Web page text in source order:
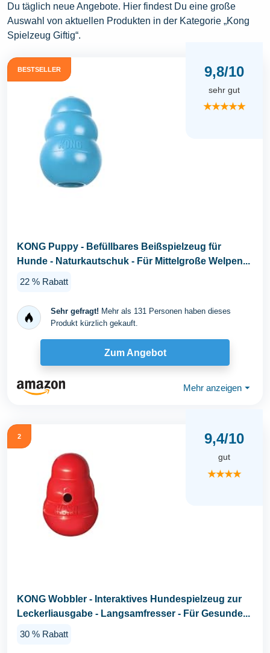
Du täglich neue Angebote. Hier findest Du eine große
Auswahl von aktuellen Produkten in der Kategorie „Kong
Spielzeug Giftig“.
BESTSELLER 9,8/10
sehr gut
★★★★★
KONG Puppy - Befüllbares Beißspielzeug für
Hunde - Naturkautschuk - Für Mittelgroße Welpen...
22 % Rabatt
Sehr gefragt! Mehr als 131 Personen haben dieses
Produkt kürzlich gekauft.
Zum Angebot
Mehr anzeigen ⏷
2 9,4/10
gut
★★★★
KONG Wobbler - Interaktives Hundespielzeug zur
Leckerliausgabe - Langsamfresser - Für Gesunde...
30 % Rabatt